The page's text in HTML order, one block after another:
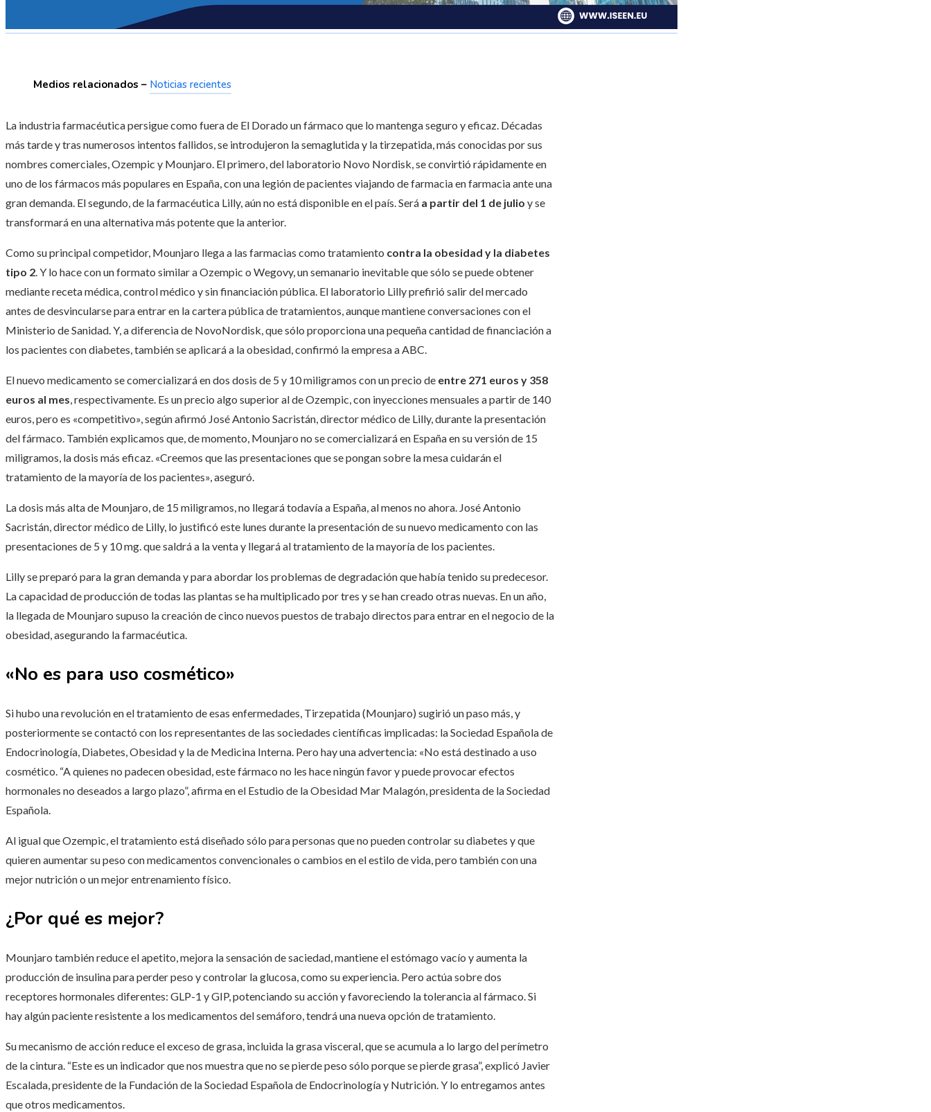
Medios relacionados – Noticias recientes
La industria farmacéutica persigue como fuera de El Dorado un fármaco que lo mantenga seguro y eficaz. Décadas
más tarde y tras numerosos intentos fallidos, se introdujeron la semaglutida y la tirzepatida, más conocidas por sus
nombres comerciales, Ozempic y Mounjaro. El primero, del laboratorio Novo Nordisk, se convirtió rápidamente en
uno de los fármacos más populares en España, con una legión de pacientes viajando de farmacia en farmacia ante una
gran demanda. El segundo, de la farmacéutica Lilly, aún no está disponible en el país. Será a partir del 1 de julio y se
transformará en una alternativa más potente que la anterior.
Como su principal competidor, Mounjaro llega a las farmacias como tratamiento contra la obesidad y la diabetes
tipo 2. Y lo hace con un formato similar a Ozempic o Wegovy, un semanario inevitable que sólo se puede obtener
mediante receta médica, control médico y sin financiación pública. El laboratorio Lilly prefirió salir del mercado
antes de desvincularse para entrar en la cartera pública de tratamientos, aunque mantiene conversaciones con el
Ministerio de Sanidad. Y, a diferencia de NovoNordisk, que sólo proporciona una pequeña cantidad de financiación a
los pacientes con diabetes, también se aplicará a la obesidad, confirmó la empresa a ABC.
El nuevo medicamento se comercializará en dos dosis de 5 y 10 miligramos con un precio de entre 271 euros y 358
euros al mes, respectivamente. Es un precio algo superior al de Ozempic, con inyecciones mensuales a partir de 140
euros, pero es «competitivo», según afirmó José Antonio Sacristán, director médico de Lilly, durante la presentación
del fármaco. También explicamos que, de momento, Mounjaro no se comercializará en España en su versión de 15
miligramos, la dosis más eficaz. «Creemos que las presentaciones que se pongan sobre la mesa cuidarán el
tratamiento de la mayoría de los pacientes», aseguró.
La dosis más alta de Mounjaro, de 15 miligramos, no llegará todavía a España, al menos no ahora. José Antonio
Sacristán, director médico de Lilly, lo justificó este lunes durante la presentación de su nuevo medicamento con las
presentaciones de 5 y 10 mg. que saldrá a la venta y llegará al tratamiento de la mayoría de los pacientes.
Lilly se preparó para la gran demanda y para abordar los problemas de degradación que había tenido su predecesor.
La capacidad de producción de todas las plantas se ha multiplicado por tres y se han creado otras nuevas. En un año,
la llegada de Mounjaro supuso la creación de cinco nuevos puestos de trabajo directos para entrar en el negocio de la
obesidad, asegurando la farmacéutica.
«No es para uso cosmético»
Si hubo una revolución en el tratamiento de esas enfermedades, Tirzepatida (Mounjaro) sugirió un paso más, y
posteriormente se contactó con los representantes de las sociedades científicas implicadas: la Sociedad Española de
Endocrinología, Diabetes, Obesidad y la de Medicina Interna. Pero hay una advertencia: «No está destinado a uso
cosmético. “A quienes no padecen obesidad, este fármaco no les hace ningún favor y puede provocar efectos
hormonales no deseados a largo plazo”, afirma en el Estudio de la Obesidad Mar Malagón, presidenta de la Sociedad
Española.
Al igual que Ozempic, el tratamiento está diseñado sólo para personas que no pueden controlar su diabetes y que
quieren aumentar su peso con medicamentos convencionales o cambios en el estilo de vida, pero también con una
mejor nutrición o un mejor entrenamiento físico.
¿Por qué es mejor?
Mounjaro también reduce el apetito, mejora la sensación de saciedad, mantiene el estómago vacío y aumenta la
producción de insulina para perder peso y controlar la glucosa, como su experiencia. Pero actúa sobre dos
receptores hormonales diferentes: GLP-1 y GIP, potenciando su acción y favoreciendo la tolerancia al fármaco. Si
hay algún paciente resistente a los medicamentos del semáforo, tendrá una nueva opción de tratamiento.
Su mecanismo de acción reduce el exceso de grasa, incluida la grasa visceral, que se acumula a lo largo del perímetro
de la cintura. “Este es un indicador que nos muestra que no se pierde peso sólo porque se pierde grasa”, explicó Javier
Escalada, presidente de la Fundación de la Sociedad Española de Endocrinología y Nutrición. Y lo entregamos antes
que otros medicamentos.